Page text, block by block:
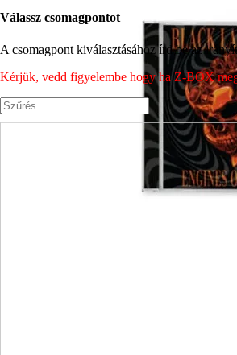
Válassz csomagpontot
A csomagpont kiválasztásához írd be az
Kérjük, vedd figyelembe hogy ha Z-BOX